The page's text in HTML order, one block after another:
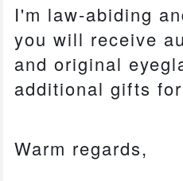
I'm law-abiding
you will receive
and original
additional gifts
Warm regards,